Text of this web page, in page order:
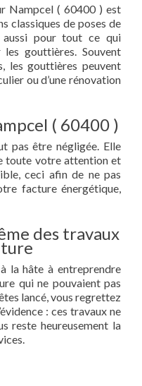
Nampcel ( 60400 ) est
classiques de poses de
aussi pour tout ce qui
gouttières. Souvent
les gouttières peuvent
ou d’une rénovation
( 60400 )
pas être négligée. Elle
toute votre attention et
ceci afin de ne pas
facture énergétique,
des travaux
la hâte à entreprendre
qui ne pouvaient pas
lancé, vous regrettez
: ces travaux ne
reste heureusement la